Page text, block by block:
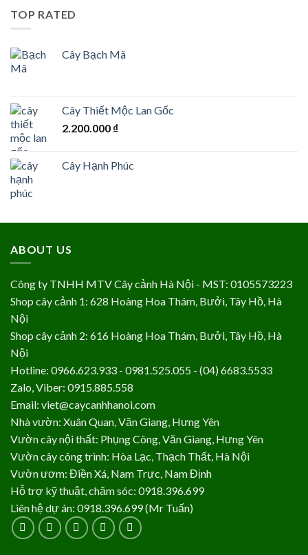
TOP RATED
Cây Bạch Mã
Cây Thiết Mộc Lan Gốc
2.200.000 ₫
Cây Hạnh Phúc
ABOUT US
Công ty TNHH MTV Cây cảnh Hà Nội - MST: 0105573223
Shop cây cảnh 1: 628 Hoàng Hoa Thám, Bưởi, Tây Hồ, Hà
Nội
Shop cây cảnh 2: 616 Hoàng Hoa Thám, Bưởi, Tây Hồ, Hà
Nội
Hotline: 0966.623.933 - 0981.525.055 - (04) 6683.5533
Zalo, Viber: 0915.885.558
Email: viet@caycanhhanoi.com
Nhà vườn: Xuân Quan, Văn Giang, Hưng Yên
Vườn cây nội thất: Phụng Công, Văn Giang, Hưng Yên
Vườn cây công trình: Hòa Lạc, Thạch Thất, Hà Nội
Vườn ươm: Điền Xá, Nam Trực, Nam Định
Hỗ trợ kỹ thuật, chăm sóc: 0918.396.699
Liên hệ dự án: 0918.396.699 (Mr Tuấn)